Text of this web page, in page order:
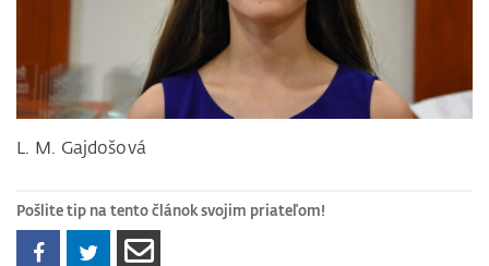
L. M. Gajdošová
Pošlite tip na tento článok svojim priateľom!